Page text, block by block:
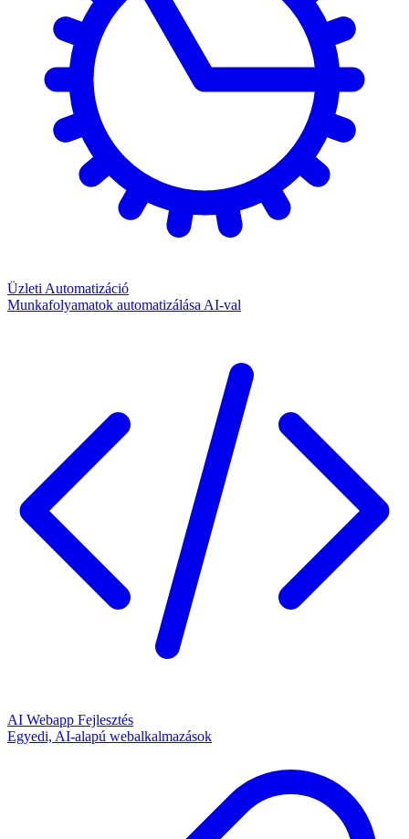
Üzleti Automatizáció
Munkafolyamatok automatizálása AI-val
AI Webapp Fejlesztés
Egyedi, AI-alapú webalkalmazások